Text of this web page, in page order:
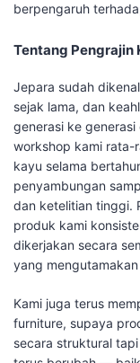
berpengaruh
Tentang Pengrajin
Jepara sudah
sejak lama, dan
generasi ke
workshop kami rata-
kayu selama
penyambungan
dan ketelitian tinggi.
produk kami
dikerjakan secara
yang
Kami juga terus
furniture, supaya
secara struktural